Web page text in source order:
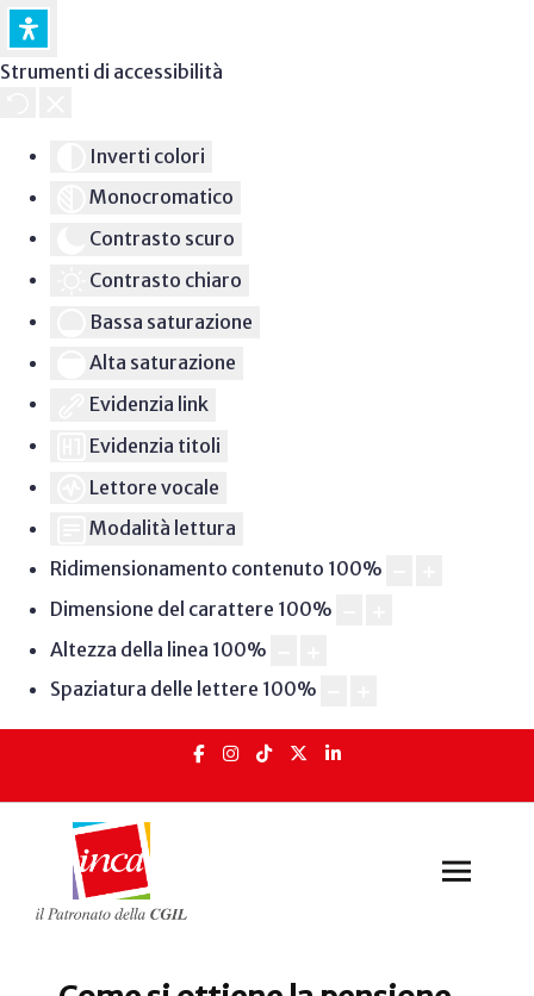
Strumenti di accessibilità
Inverti colori
Monocromatico
Contrasto scuro
Contrasto chiaro
Bassa saturazione
Alta saturazione
Evidenzia link
Evidenzia titoli
Lettore vocale
Modalità lettura
Ridimensionamento contenuto 100%
Dimensione del carattere 100%
Altezza della linea 100%
Spaziatura delle lettere 100%